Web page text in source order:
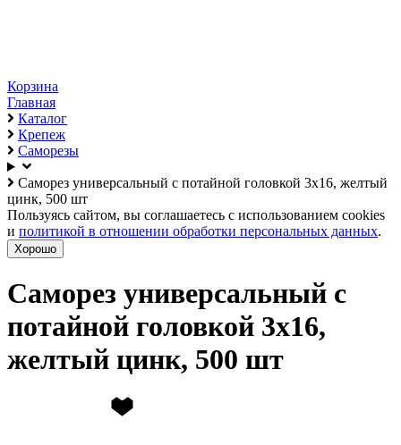
Корзина
Главная
Каталог
Крепеж
Саморезы
Саморез универсальный с потайной головкой 3х16, желтый
цинк, 500 шт
Пользуясь сайтом, вы соглашаетесь с использованием cookies
и политикой в отношении обработки персональных данных.
Хорошо
Саморез универсальный с
потайной головкой 3х16,
желтый цинк, 500 шт